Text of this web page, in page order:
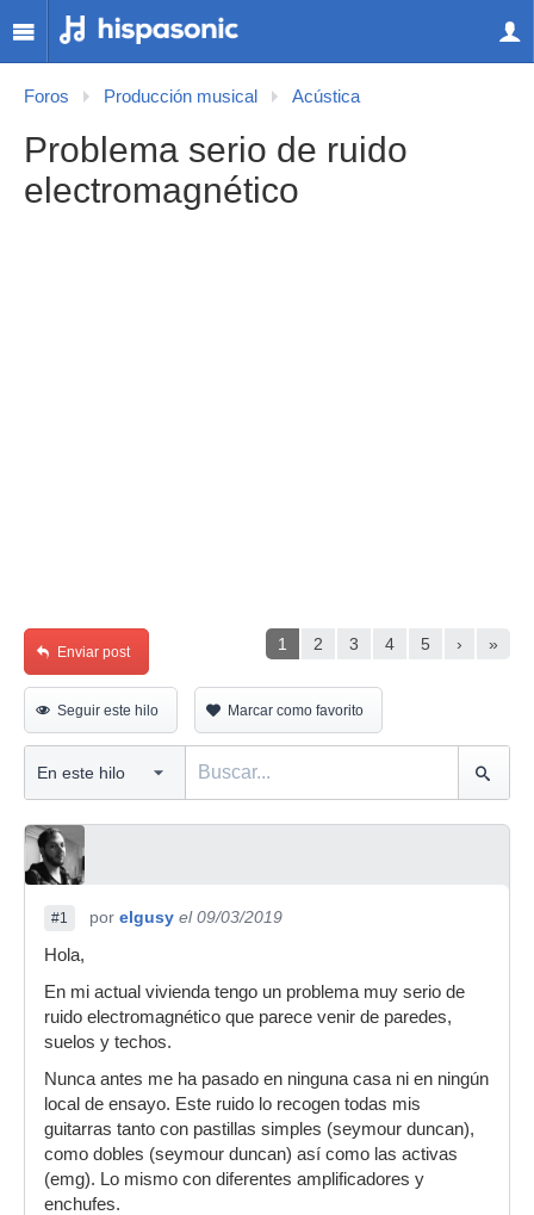
Foros Producción musical Acústica
Problema serio de ruido
electromagnético
1 2 3 4 5 › »
Enviar post
Seguir este hilo Marcar como favorito
#1 por elgusy el 09/03/2019
Hola,
En mi actual vivienda tengo un problema muy serio de
ruido electromagnético que parece venir de paredes,
suelos y techos.
Nunca antes me ha pasado en ninguna casa ni en ningún
local de ensayo. Este ruido lo recogen todas mis
guitarras tanto con pastillas simples (seymour duncan),
como dobles (seymour duncan) así como las activas
(emg). Lo mismo con diferentes amplificadores y
enchufes.